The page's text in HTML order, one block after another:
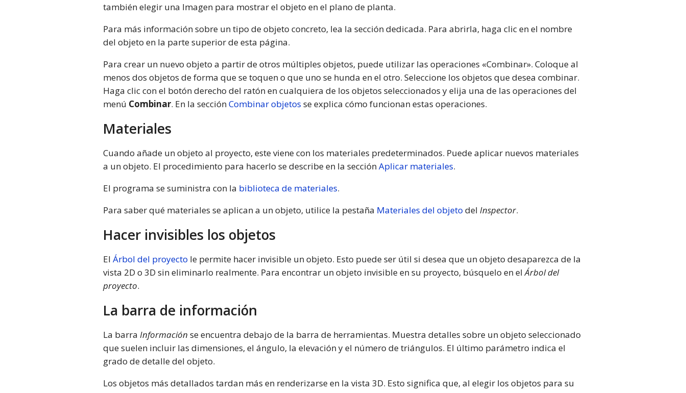
también elegir una Imagen para mostrar el objeto en el plano de planta.
Para más información sobre un tipo de objeto concreto, lea la sección dedicada. Para abrirla, haga clic en el nombre
del objeto en la parte superior de esta página.
Para crear un nuevo objeto a partir de otros múltiples objetos, puede utilizar las operaciones «Combinar». Coloque al
menos dos objetos de forma que se toquen o que uno se hunda en el otro. Seleccione los objetos que desea combinar.
Haga clic con el botón derecho del ratón en cualquiera de los objetos seleccionados y elija una de las operaciones del
menú Combinar. En la secciónCombinar objetos se explica cómo funcionan estas operaciones.
Materiales
Cuando añade un objeto al proyecto, este viene con los materiales predeterminados. Puede aplicar nuevos materiales
a un objeto. El procedimiento para hacerlo se describe en la secciónAplicar materiales.
El programa se suministra con la biblioteca de materiales.
Para saber qué materiales se aplican a un objeto, utilice la pestaña Materiales del objeto del Inspector.
Hacer invisibles los objetos
El Árbol del proyecto le permite hacer invisible un objeto. Esto puede ser útil si desea que un objeto desaparezca de la
vista 2D o 3D sin eliminarlo realmente. Para encontrar un objeto invisible en su proyecto, búsquelo en elÁrbol del
proyecto.
La barra de información
La barra Información se encuentra debajo de la barra de herramientas. Muestra detalles sobre un objeto seleccionado
que suelen incluir las dimensiones, el ángulo, la elevación y el número de triángulos. El último parámetro indica el
grado de detalle del objeto.
Los objetos más detallados tardan más en renderizarse en la vista 3D. Esto significa que, al elegir los objetos para su